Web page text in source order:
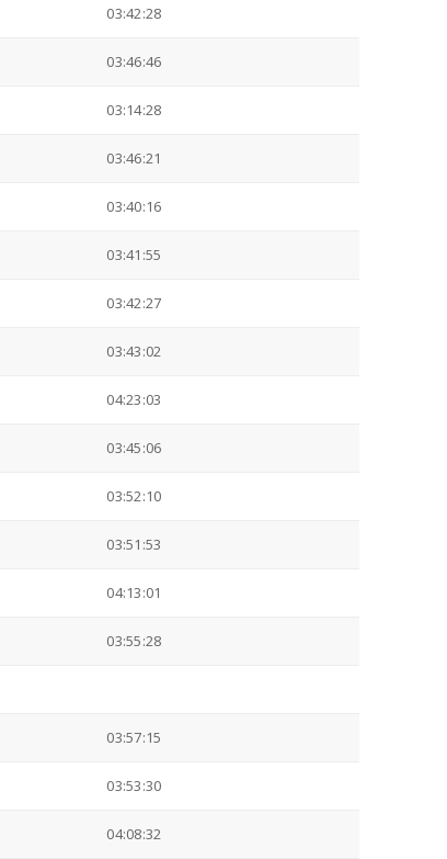
03:42:28
03:46:46
03:14:28
03:46:21
03:40:16
03:41:55
03:42:27
03:43:02
04:23:03
03:45:06
03:52:10
03:51:53
04:13:01
03:55:28
03:57:15
03:53:30
04:08:32